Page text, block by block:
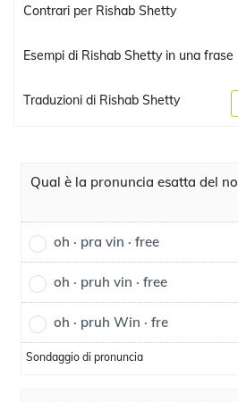
Contrari per Rishab Shetty
Esempi di Rishab Shetty in una frase
Traduzioni di Rishab Shetty
Qual è la pronuncia esatta del
oh · pra vin · free
oh · pruh vin · free
oh · pruh Win · fre
Sondaggio di pronuncia